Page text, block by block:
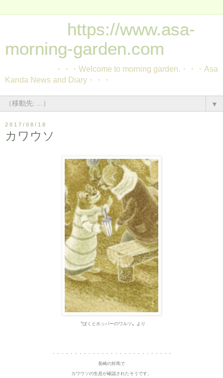
https://www.asa-
morning-garden.com
・・・Welcome to morning garden.・・・Asa
Kanda News and Diary・・・
▼
2017/08/18
カワウソ
〝ぼくとホッパーのワルツ〟より
・・・・・・・・・・・・・・・・・・・・・・・・・・・
長崎の対馬で
カワウソの生息が確認されたそうです。